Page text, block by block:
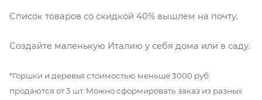
Список товаров со скидкой 40% вышлем на почту.
Создайте маленькую Италию у себя дома или в саду.
*Горшки и деревья стоимостью меньше 3000 руб.
продаются от 3 шт. Можно сформировать заказ из разных